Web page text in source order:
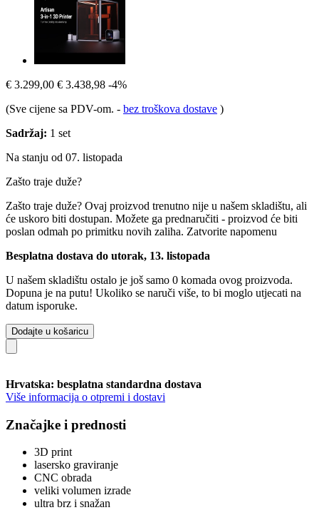
€ 3.299,00 € 3.438,98 -4%
(Sve cijene sa PDV-om. - bez troškova dostave )
Sadržaj: 1 set
Na stanju od 07. listopada
Zašto traje duže?
Zašto traje duže? Ovaj proizvod trenutno nije u našem skladištu, ali
će uskoro biti dostupan. Možete ga prednaručiti - proizvod će biti
poslan odmah po primitku novih zaliha. Zatvorite napomenu
Besplatna dostava do utorak, 13. listopada
U našem skladištu ostalo je još samo 0 komada ovog proizvoda.
Dopuna je na putu! Ukoliko se naruči više, to bi moglo utjecati na
datum isporuke.
Dodajte u košaricu
Hrvatska: besplatna standardna dostava
Više informacija o otpremi i dostavi
Značajke i prednosti
3D print
lasersko graviranje
CNC obrada
veliki volumen izrade
ultra brz i snažan